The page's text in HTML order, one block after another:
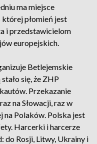
ma miejsce
płomień jest
i przedstawicielom
europejskich.
Betlejemskie
się, że ZHP
Przekazanie
na Słowacji, raz w
na Polaków. Polska jest
Harcerki i harcerze
do Rosji, Litwy, Ukrainy i